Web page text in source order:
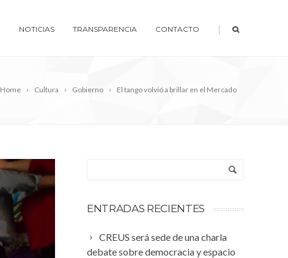
NOTICIAS TRANSPARENCIA CONTACTO |
Home Cultura Gobierno El tango volvió a brillar en el Mercado
ENTRADAS RECIENTES
CREUS será sede de una charla
debate sobre democracia y espacio